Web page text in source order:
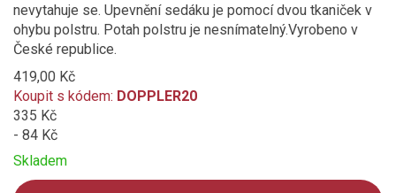
nevytahuje se. Upevnění sedáku je pomocí dvou tkaniček v
ohybu polstru. Potah polstru je nesnímatelný.Vyrobeno v
České republice.
419,00 Kč
Koupit s kódem: DOPPLER20
335 Kč
- 84 Kč
Skladem